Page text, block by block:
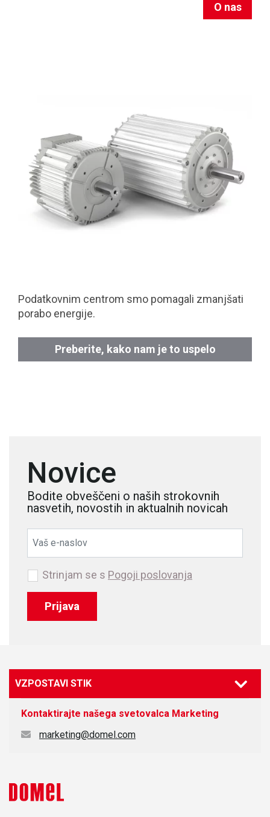
O nas
Podatkovnim centrom smo pomagali zmanjšati
porabo energije.
Preberite, kako nam je to uspelo
Novice
Bodite obveščeni o naših strokovnih
nasvetih, novostih in aktualnih novicah
Prijava
Strinjam se s Pogoji poslovanja
VZPOSTAVI STIK
Kontaktirajte našega svetovalca Marketing
marketing@domel.com